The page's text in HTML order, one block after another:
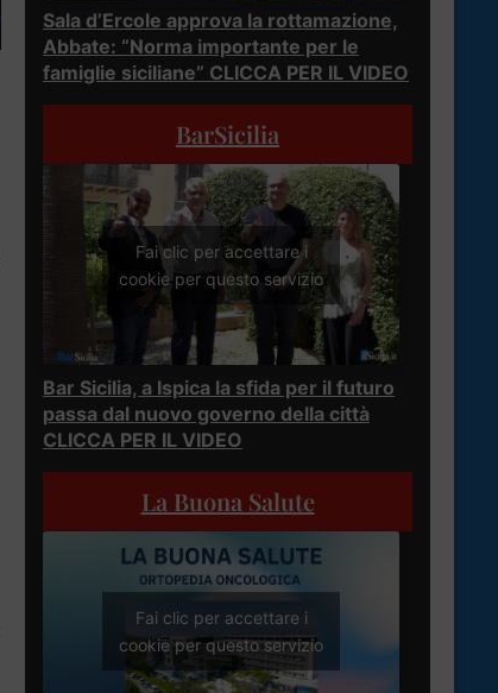
Sala d’Ercole approva la rottamazione,
Abbate: “Norma importante per le
famiglie siciliane” CLICCA PER IL VIDEO
BarSicilia
Fai clic per accettare i
cookie per questo servizio
Bar Sicilia, a Ispica la sfida per il futuro
passa dal nuovo governo della città
CLICCA PER IL VIDEO
La Buona Salute
Fai clic per accettare i
cookie per questo servizio